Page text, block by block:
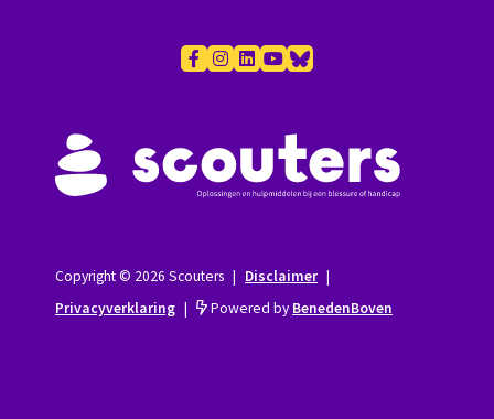
Copyright © 2026 Scouters | Disclaimer |
Privacyverklaring | Powered by BenedenBoven